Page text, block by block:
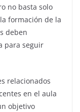
no basta solo
formación de la
deben
para seguir
relacionados
en el aula
objetivo